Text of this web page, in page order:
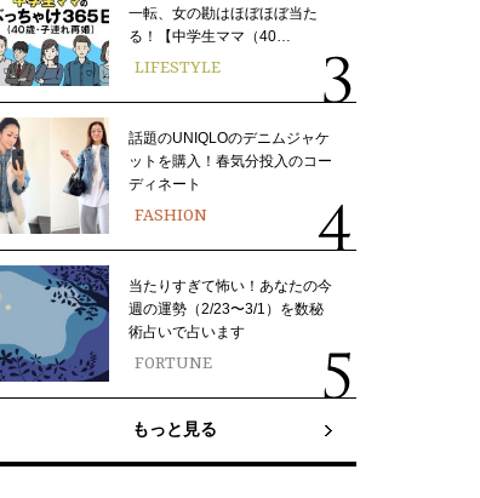
一転、女の勘はほぼほぼ当た
る！【中学生ママ（40…
LIFESTYLE
話題のUNIQLOのデニムジャケ
ットを購入！春気分投入のコー
ディネート
FASHION
当たりすぎて怖い！あなたの今
週の運勢（2/23〜3/1）を数秘
術占いで占います
FORTUNE
もっと見る